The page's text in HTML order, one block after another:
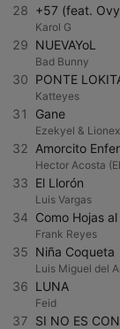
28
Karol G
29 NUEVAYoL
Bad Bunny
30 PONTE
Katteyes
31 Gane
Ezekyel & Lionex
32 Amorcito
Hector Acosta
33 El Llorón
Luis Vargas
34 Como Hojas
Frank Reyes
35 Niña Coqueta
Luis Miguel del
36 LUNA
Feid
37 SI NO ES